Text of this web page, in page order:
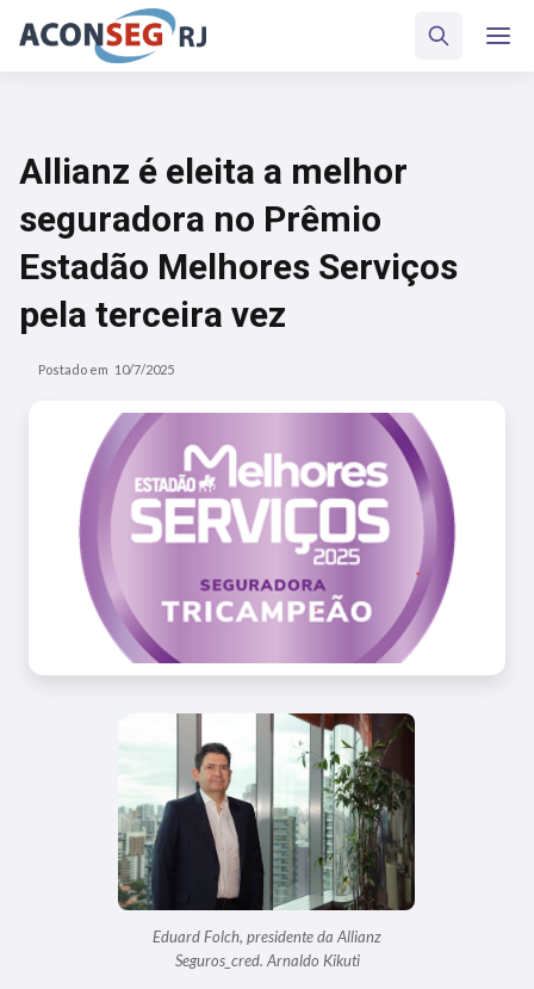
Allianz é eleita a melhor
seguradora no Prêmio
Estadão Melhores Serviços
pela terceira vez
Postado em 10/7/2025
Eduard Folch, presidente da Allianz
Seguros_cred. Arnaldo Kikuti